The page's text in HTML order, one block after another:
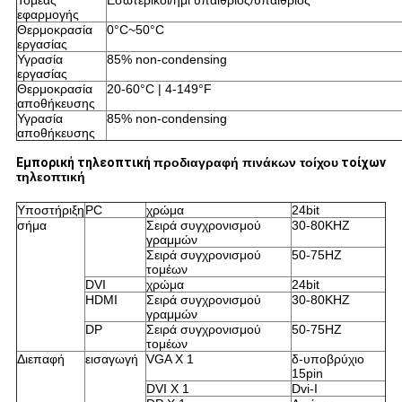
εφαρμογής
Θερμοκρασία
εργασίας
0°C~50°C
Υγρασία
εργασίας
85% non-condensing
Θερμοκρασία
αποθήκευσης
20-60°C | 4-149°F
Υγρασία
αποθήκευσης
85% non-condensing
Εμπορική τηλεοπτική προδιαγραφή πινάκων τοίχουτοίχων
τηλεοπτική
ΥποστήριξηPC χρώμα
24bit
σήμα
Σειρά συγχρονισμού
γραμμών
30-80KHZ
Σειρά συγχρονισμού
τομέων
50-75HZ
DVI χρώμα
24bit
HDMI
Σειρά συγχρονισμού
γραμμών
30-80KHZ
DP
Σειρά συγχρονισμού
τομέων
50-75HZ
Διεπαφή εισαγωγή VGA Χ 1
δ-υποβρύχιο
15pin
DVI Χ 1
Dvi-Ι